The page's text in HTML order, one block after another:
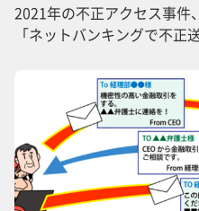
2021年の不正アクセス事件
「ネットバンキングで不正